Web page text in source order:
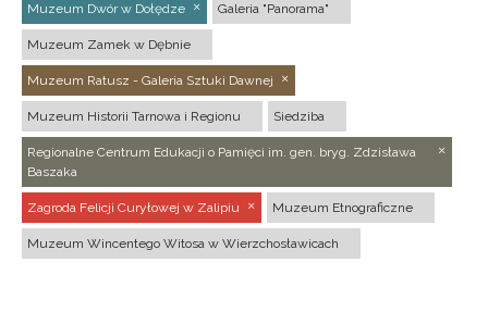
Muzeum Dwór w Dołędze Galeria "Panorama"
Muzeum Zamek w Dębnie
Muzeum Ratusz - Galeria Sztuki Dawnej
Muzeum Historii Tarnowa i Regionu Siedziba
Regionalne Centrum Edukacji o Pamięci im. gen. bryg. Zdzisława
Baszaka
Zagroda Felicji Curyłowej w Zalipiu Muzeum Etnograficzne
Muzeum Wincentego Witosa w Wierzchosławicach